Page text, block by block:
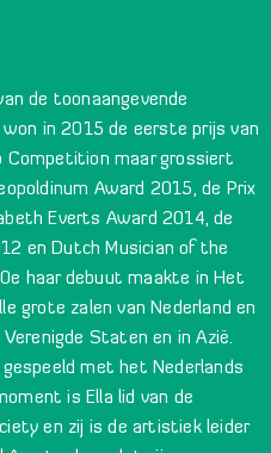
de toonaangevende
in 2015 de eerste prijs van
Competition maar grossiert
Award 2015, de Prix
Everts Award 2014, de
en Dutch Musician of the
haar debuut maakte in Het
grote zalen van Nederland en
Staten en in Azië.
met het Nederlands
is Ella lid van de
en zij is de artistiek leider